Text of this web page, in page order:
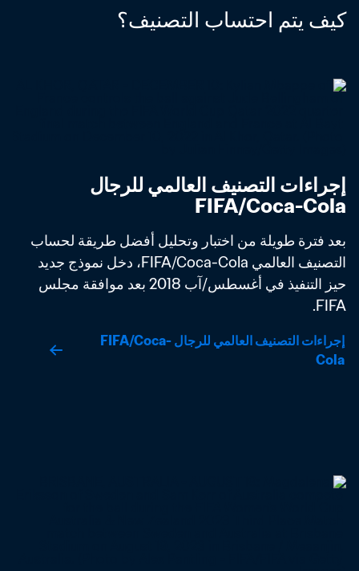
كيف يتم احتساب التصنيف؟
FIFA/Coca-Cola
FIFA.
إجراءات التصنيف العالمي للرجال FIFA/Coca-
Cola